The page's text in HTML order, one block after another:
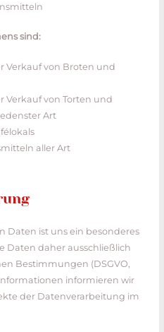
sind:
Verkauf von Broten und
Verkauf von Torten und
Art
aller Art
Daten ist uns ein besonderes
Daten daher ausschließlich
Bestimmungen (DSGVO,
informieren wir
der Datenverarbeitung im